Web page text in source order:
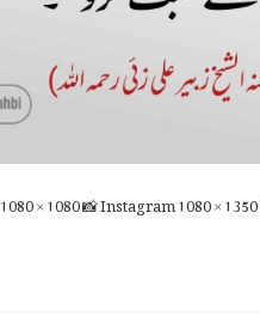
1080 × 1080📸 Instagram1080 × 1350